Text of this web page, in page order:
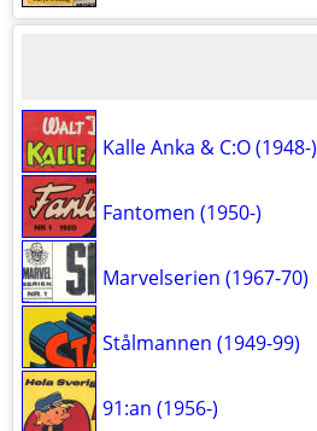
Kalle Anka & C:O (1948-)
Fantomen (1950-)
Marvelserien (1967-70)
Stålmannen (1949-99)
91:an (1956-)